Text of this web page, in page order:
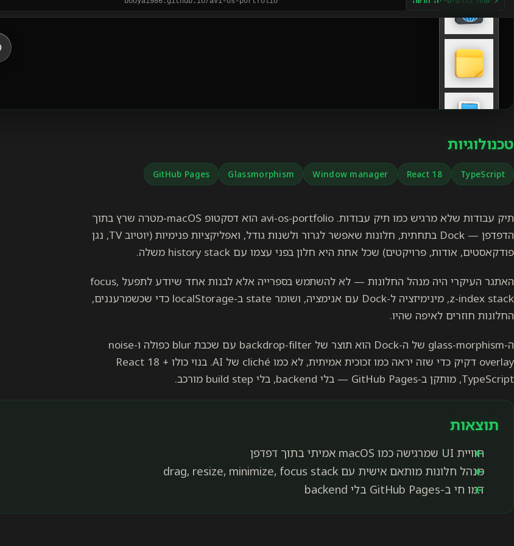
טכנולוגיות
TypeScript
React 18
Window manager
Glassmorphism
GitHub Pages
תיק עבודות שלא מרגיש כמו תיק עבודות. avi-os-portfolio הוא דסקטופ macOS-מטרה שרץ בתוך
הדפדפן — Dock בתחתית, חלונות שאפשר לגרור ולשנות גודל, ואפליקציות פנימיות (יוטיוב TV, נגן
פודקאסטים, אודות, פרויקטים) שכל אחת היא חלון בפני עצמו עם history stack משלה.
האתגר העיקרי היה מנהל החלונות — לא להשתמש בספרייה אלא לבנות אחד שיודע לתפעל focus,
z-index stack, מינימיזציה ל-Dock עם אנימציה, ושומר state ב-localStorage כדי שכשמרעננים,
החלונות חוזרים לאיפה שהיו.
ה-glass-morphism של ה-Dock הוא תוצר של backdrop-filter עם שכבת blur כפולה ו-noise
overlay דקיק כדי שזה יראה כמו זכוכית אמיתית, לא כמו cliché של AI. בנוי כולו React 18 +
TypeScript, מותקן ב-GitHub Pages — בלי backend, בלי build step מורכב.
תוצאות
חוויית UI שמרגישה כמו macOS אמיתי בתוך דפדפן
מנהל חלונות מותאם אישית עם drag, resize, minimize, focus stack
דמו חי ב-GitHub Pages בלי backend